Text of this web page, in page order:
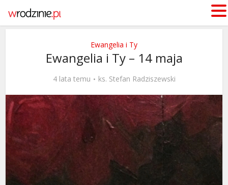
Ewangelia i Ty
Ewangelia i Ty – 14 maja
4 lata temu ks. Stefan Radziszewski